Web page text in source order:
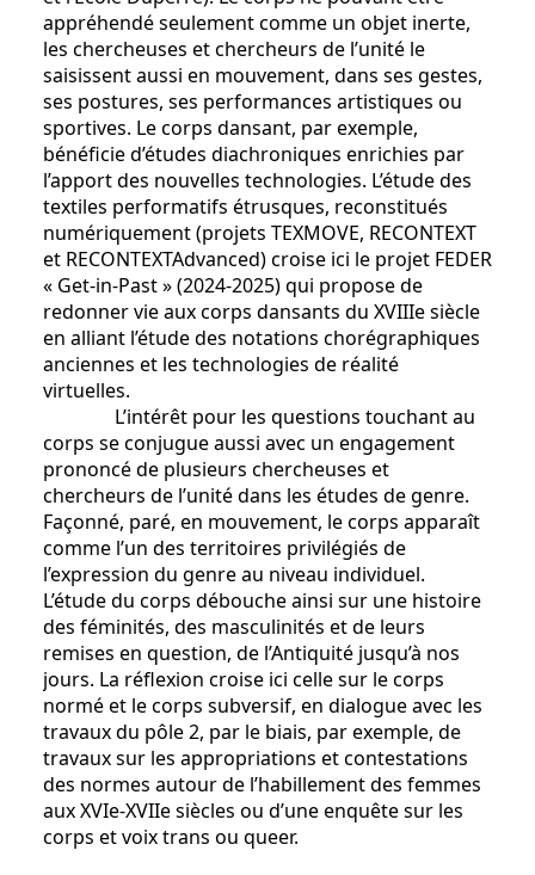
appréhendé seulement comme un objet inerte,
les chercheuses et chercheurs de l’unité le
saisissent aussi en mouvement, dans ses gestes,
ses postures, ses performances artistiques ou
sportives. Le corps dansant, par exemple,
bénéficie d’études diachroniques enrichies par
l’apport des nouvelles technologies. L’étude des
textiles performatifs étrusques, reconstitués
numériquement (projets TEXMOVE, RECONTEXT
et RECONTEXTAdvanced) croise ici le projet FEDER
« Get-in-Past » (2024-2025) qui propose de
redonner vie aux corps dansants du XVIIIe siècle
en alliant l’étude des notations chorégraphiques
anciennes et les technologies de réalité
virtuelles.
L’intérêt pour les questions touchant au
corps se conjugue aussi avec un engagement
prononcé de plusieurs chercheuses et
chercheurs de l’unité dans les études de genre.
Façonné, paré, en mouvement, le corps apparaît
comme l’un des territoires privilégiés de
l’expression du genre au niveau individuel.
L’étude du corps débouche ainsi sur une histoire
des féminités, des masculinités et de leurs
remises en question, de l’Antiquité jusqu’à nos
jours. La réflexion croise ici celle sur le corps
normé et le corps subversif, en dialogue avec les
travaux du pôle 2, par le biais, par exemple, de
travaux sur les appropriations et contestations
des normes autour de l’habillement des femmes
aux XVIe-XVIIe siècles ou d’une enquête sur les
corps et voix trans ou queer.